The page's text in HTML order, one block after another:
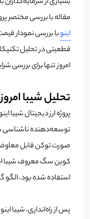
مقاله با بررسی مختصر
اینوبا بررسی نمودار
قطعیتی در تحلیل
امروز تنها برای بررسی
تحلیل شیبا امروز 10
توسعه‌دهنده ناشناسی
صورت توکن قابل
کوین سگ معروف شیبا
استفاده شده بود، الگو
پس از راه‌انداری، شیبا